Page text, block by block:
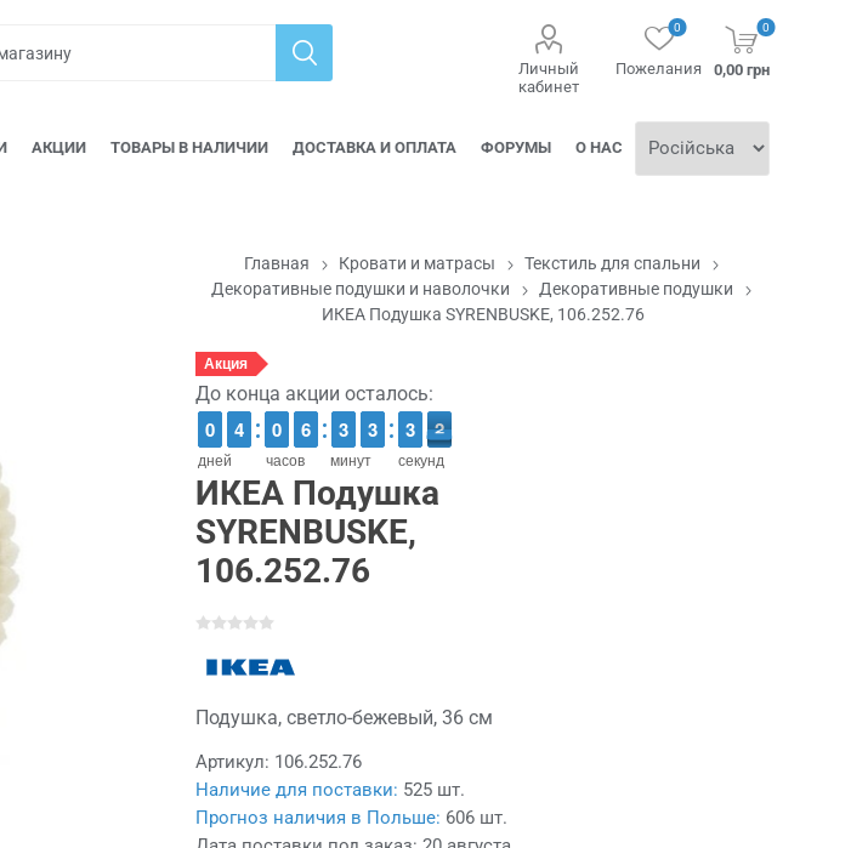
Личный
кабинет
Пожелания
0 0
0,00 грн
АКЦИИ ТОВАРЫ В НАЛИЧИИ ДОСТАВКА И ОПЛАТА ФОРУМЫ О НАС
Главная Кровати и матрасы
Текстиль для спальни
Декоративные подушки и наволочки
Декоративные подушки
ИКЕА Подушка SYRENBUSKE, 106.252.76
Акция
До конца акции осталось:
дней
9
9
0
0 3
3
4
4
часов
9
9
0
0 5
5
6
6
минут
2
2
3
3 2
2
3
3
секунд
4
3
3 2
1
1
ИКЕА Подушка
SYRENBUSKE,
106.252.76
Подушка, светло-бежевый, 36 см
Артикул: 106.252.76
Наличие для поставки: 525 шт.
Прогноз наличия в Польше: 606 шт.